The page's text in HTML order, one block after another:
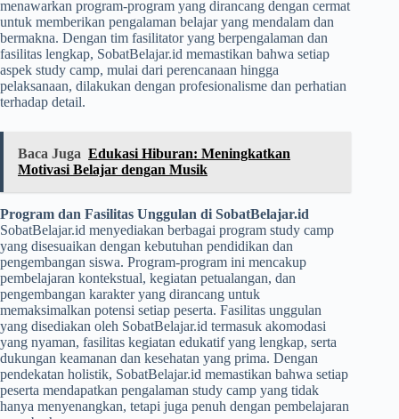
menawarkan program-program yang dirancang dengan cermat
untuk memberikan pengalaman belajar yang mendalam dan
bermakna. Dengan tim fasilitator yang berpengalaman dan
fasilitas lengkap, SobatBelajar.id memastikan bahwa setiap
aspek study camp, mulai dari perencanaan hingga
pelaksanaan, dilakukan dengan profesionalisme dan perhatian
terhadap detail.
Baca Juga Edukasi Hiburan: Meningkatkan
Motivasi Belajar dengan Musik
Program dan Fasilitas Unggulan di SobatBelajar.id
SobatBelajar.id menyediakan berbagai program study camp
yang disesuaikan dengan kebutuhan pendidikan dan
pengembangan siswa. Program-program ini mencakup
pembelajaran kontekstual, kegiatan petualangan, dan
pengembangan karakter yang dirancang untuk
memaksimalkan potensi setiap peserta. Fasilitas unggulan
yang disediakan oleh SobatBelajar.id termasuk akomodasi
yang nyaman, fasilitas kegiatan edukatif yang lengkap, serta
dukungan keamanan dan kesehatan yang prima. Dengan
pendekatan holistik, SobatBelajar.id memastikan bahwa setiap
peserta mendapatkan pengalaman study camp yang tidak
hanya menyenangkan, tetapi juga penuh dengan pembelajaran